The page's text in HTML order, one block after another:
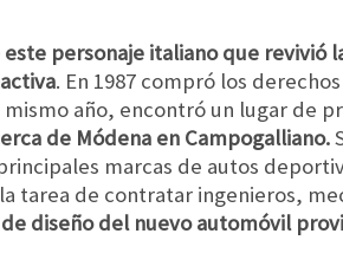
personaje italiano que revivió
. En 1987 compró los
año, encontró un lugar de
de Módena en Campogalliano.
marcas de autos
tarea de contratar ingenieros,
diseño del nuevo automóvil